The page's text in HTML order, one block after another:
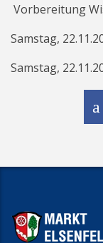
Vorbereitung
Samstag,
Samstag,